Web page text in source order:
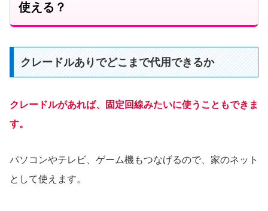
使える？
クレードルありでどこまで代用できるか
クレードルがあれば、固定回線みたいに使うこともできま
す。
パソコンやテレビ、ゲーム機もつなげるので、家のネット
として使えます。